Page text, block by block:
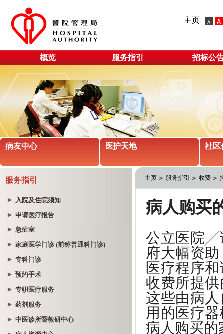
主页
概览 服务指引 招标公
病友中心 医护天地 社区
服务指引
入院及住院须知
申请医疗报告
急症室
家庭医学门诊 (前称普通科门诊)
专科门诊
预约手术
专职医疗服务
药剂服务
中医诊所暨教研中心
主页 服务指引 收费